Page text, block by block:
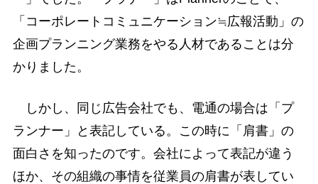
「コーポレートコミュニケーション≒広報活動」の
企画プランニング業務をやる人材であることは分
かりました。
しかし、同じ広告会社でも、電通の場合は「プ
ランナー」と表記している。この時に「肩書」の
面白さを知ったのです。会社によって表記が違う
ほか、その組織の事情を従業員の肩書が表してい